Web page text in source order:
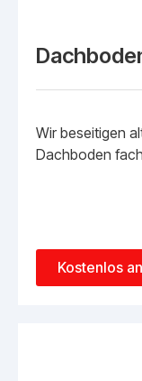
Wir beseitigen
Dachboden
Kostenlos